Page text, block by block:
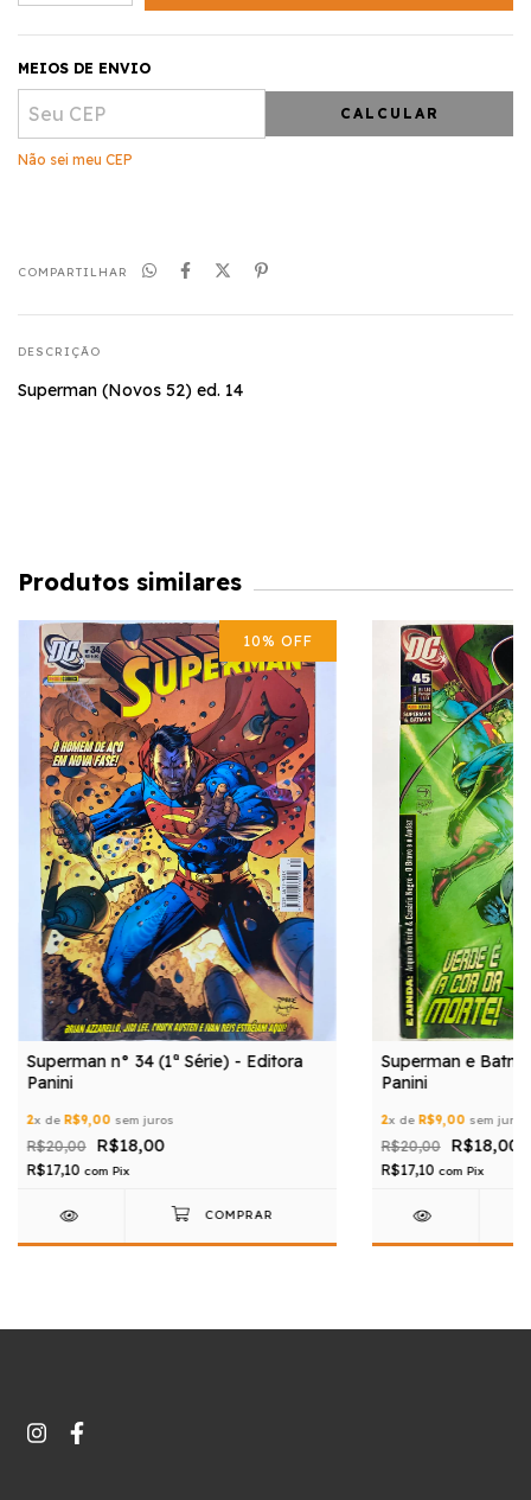
MEIOS DE ENVIO
CALCULAR
Não sei meu CEP
COMPARTILHAR
DESCRIÇÃO
Superman (Novos 52) ed. 14
Produtos similares
10% OFF
Superman n° 34 (1ª Série) - Editora
Panini
2x de R$9,00 sem juros
R$20,00 R$18,00
R$17,10 com Pix
Superman e
Panini
2x de R$9,00 sem juros
R$20,00 R$18,00
R$17,10 com Pix